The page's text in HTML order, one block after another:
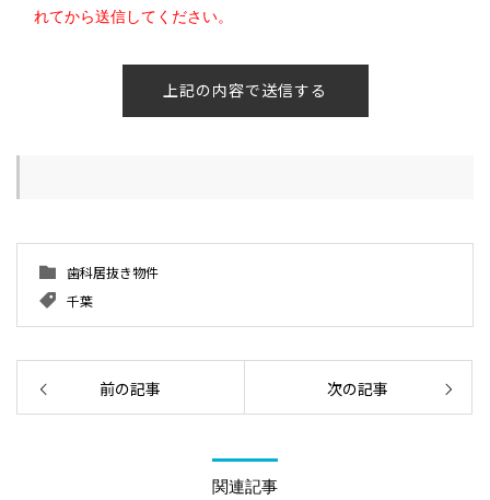
れてから送信してください。
歯科居抜き物件
千葉
前の記事 次の記事
関連記事